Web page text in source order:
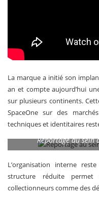
La marque a initié son
an et compte aujourd’hui
sur plusieurs continents.
SpaceOne sur des
techniques et identitaires
Reportage au sein
L’organisation interne
structure réduite
collectionneurs comme des